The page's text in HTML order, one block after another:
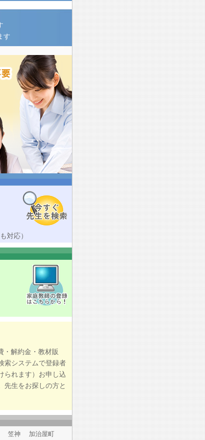
す
対応）
・解約金・教材販
索システムで登録者
られます）お申し込
先生をお探しの方と
笠神 加治屋町